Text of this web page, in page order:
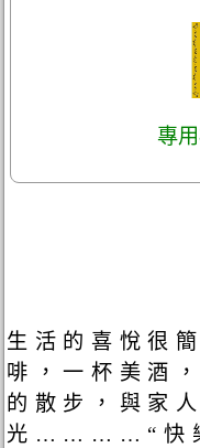
專
生活的喜悅很
啡，一杯美酒
的散步，與
光…………“快